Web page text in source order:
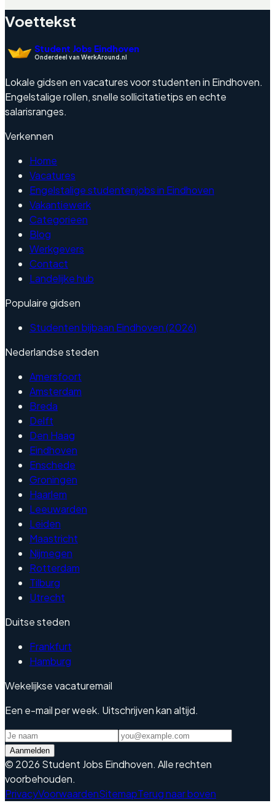
Voettekst
Student Jobs Eindhoven
Onderdeel van WerkAround.nl
Lokale gidsen en vacatures voor studenten in Eindhoven.
Engelstalige rollen, snelle sollicitatietips en echte
salarisranges.
Verkennen
Home
Vacatures
Engelstalige studentenjobs in Eindhoven
Vakantiewerk
Categorieen
Blog
Werkgevers
Contact
Landelijke hub
Populaire gidsen
Studenten bijbaan Eindhoven (2026)
Nederlandse steden
Amersfoort
Amsterdam
Breda
Delft
Den Haag
Eindhoven
Enschede
Groningen
Haarlem
Leeuwarden
Leiden
Maastricht
Nijmegen
Rotterdam
Tilburg
Utrecht
Duitse steden
Frankfurt
Hamburg
Wekelijkse vacaturemail
Een e-mail per week. Uitschrijven kan altijd.
Aanmelden
© 2026 Student Jobs Eindhoven. Alle rechten
voorbehouden.
PrivacyVoorwaardenSitemapTerug naar boven